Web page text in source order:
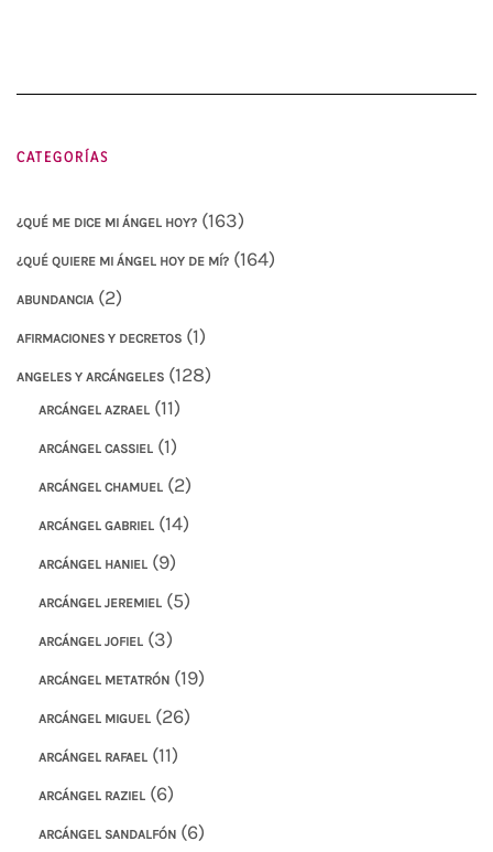
CATEGORÍAS
¿QUÉ ME DICE MI ÁNGEL HOY? (163)
¿QUÉ QUIERE MI ÁNGEL HOY DE MÍ? (164)
ABUNDANCIA (2)
AFIRMACIONES Y DECRETOS (1)
ANGELES Y ARCÁNGELES (128)
ARCÁNGEL AZRAEL (11)
ARCÁNGEL CASSIEL (1)
ARCÁNGEL CHAMUEL (2)
ARCÁNGEL GABRIEL (14)
ARCÁNGEL HANIEL (9)
ARCÁNGEL JEREMIEL (5)
ARCÁNGEL JOFIEL (3)
ARCÁNGEL METATRÓN (19)
ARCÁNGEL MIGUEL (26)
ARCÁNGEL RAFAEL (11)
ARCÁNGEL RAZIEL (6)
ARCÁNGEL SANDALFÓN (6)